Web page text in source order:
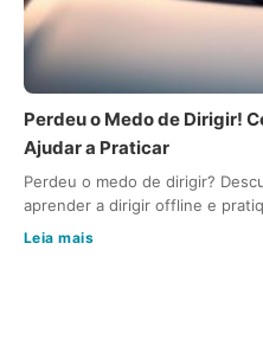
Perdeu o Medo de Dirigir!
Ajudar a Praticar
Perdeu o medo de dirigir?
aprender a dirigir offline e
Leia mais